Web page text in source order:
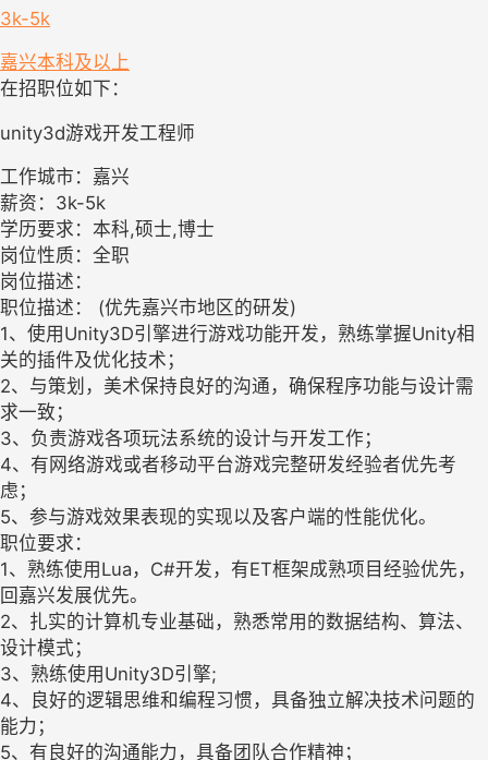
3k-5k
嘉兴本科及以上
在招职位如下：
unity3d游戏开发工程师
工作城市：嘉兴
薪资：3k-5k
学历要求：本科,硕士,博士
岗位性质：全职
岗位描述：
职位描述： (优先嘉兴市地区的研发)
1、使用Unity3D引擎进行游戏功能开发，熟练掌握Unity相
关的插件及优化技术；
2、与策划，美术保持良好的沟通，确保程序功能与设计需
求一致；
3、负责游戏各项玩法系统的设计与开发工作；
4、有网络游戏或者移动平台游戏完整研发经验者优先考
虑；
5、参与游戏效果表现的实现以及客户端的性能优化。
职位要求：
1、熟练使用Lua，C#开发，有ET框架成熟项目经验优先，
回嘉兴发展优先。
2、扎实的计算机专业基础，熟悉常用的数据结构、算法、
设计模式；
3、熟练使用Unity3D引擎;
4、良好的逻辑思维和编程习惯，具备独立解决技术问题的
能力；
5、有良好的沟通能力，具备团队合作精神；